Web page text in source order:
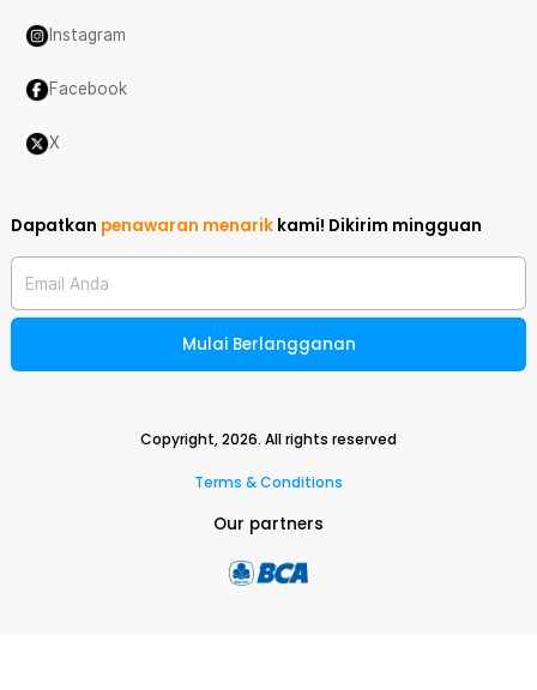
Instagram
Facebook
X
Dapatkan penawaran menarik kami! Dikirim mingguan
Email Anda
Mulai Berlangganan
Copyright,2026. All rights reserved
Terms & Conditions
Our partners